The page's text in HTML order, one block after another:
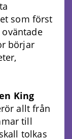
som först
börjar
King
allt från
till
tolkas